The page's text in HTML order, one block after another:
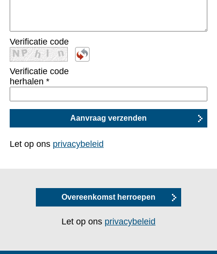
Verificatie code
Verificatie code
herhalen *
Let op ons privacybeleid
Overeenkomst herroepen
Let op ons privacybeleid